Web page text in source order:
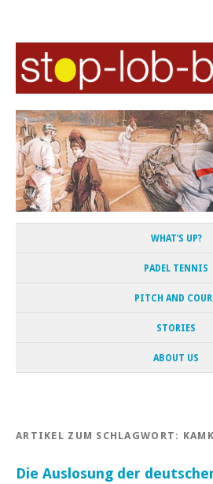
WHAT’S UP?
PADEL TENNIS
PITCH AND
STORIES
ABOUT US
ARTIKEL ZUM SCHLAGWORT:
Die Auslosung der